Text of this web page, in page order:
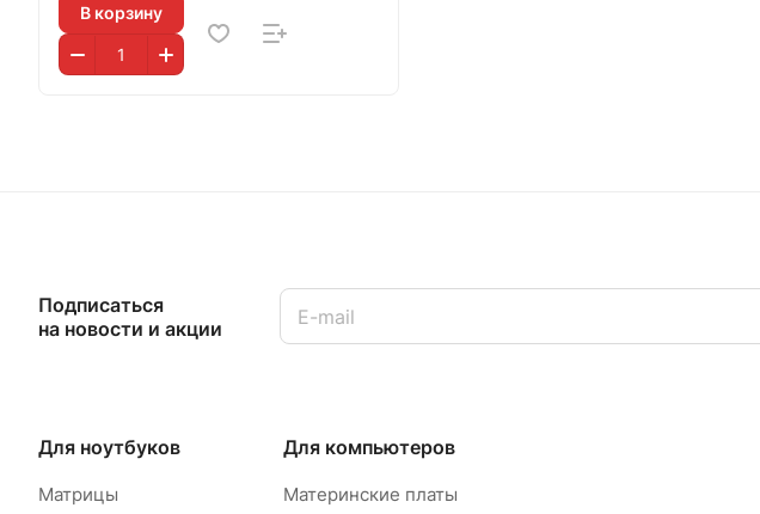
В корзину
Подписаться
на новости и акции
Для ноутбуков
Матрицы
Для компьютеров
Материнские платы